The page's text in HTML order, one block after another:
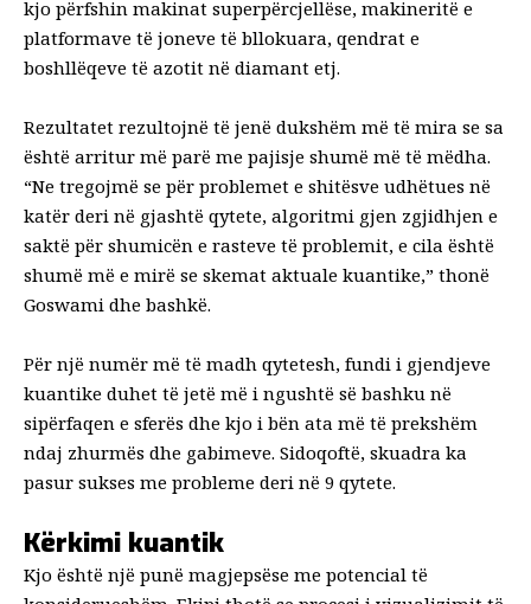
kjo përfshin makinat superpërcjellëse, makineritë e
platformave të joneve të bllokuara, qendrat e
boshllëqeve të azotit në diamant etj.
Rezultatet rezultojnë të jenë dukshëm më të mira se sa
është arritur më parë me pajisje shumë më të mëdha.
“Ne tregojmë se për problemet e shitësve udhëtues në
katër deri në gjashtë qytete, algoritmi gjen zgjidhjen e
saktë për shumicën e rasteve të problemit, e cila është
shumë më e mirë se skemat aktuale kuantike,” thonë
Goswami dhe bashkë.
Për një numër më të madh qytetesh, fundi i gjendjeve
kuantike duhet të jetë më i ngushtë së bashku në
sipërfaqen e sferës dhe kjo i bën ata më të prekshëm
ndaj zhurmës dhe gabimeve. Sidoqoftë, skuadra ka
pasur sukses me probleme deri në 9 qytete.
Kërkimi kuantik
Kjo është një punë magjepsëse me potencial të